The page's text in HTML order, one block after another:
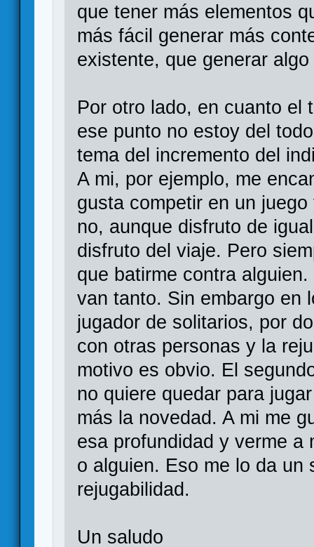
que tener más elementos
más fácil generar más
existente, que generar
Por otro lado, en cuanto el
ese punto no estoy del
tema del incremento del
A mi, por ejemplo, me
gusta competir en un
no, aunque disfruto de
disfruto del viaje. Pero
que batirme contra
van tanto. Sin embargo en
jugador de solitarios, por
con otras personas y la
motivo es obvio. El
no quiere quedar para
más la novedad. A mi me
esa profundidad y verme a
o alguien. Eso me lo da un
rejugabilidad.
Un saludo